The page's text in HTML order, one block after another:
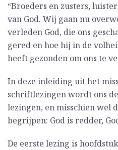
“Broeders en zusters,
van God. Wij gaan nu
verleden God, die ons
gered en hoe hij in de
heeft gezonden om ons te
In deze inleiding uit het
schriftlezingen wordt ons
lezingen, en misschien wel
begrijpen: God is redder,
De eerste lezing is